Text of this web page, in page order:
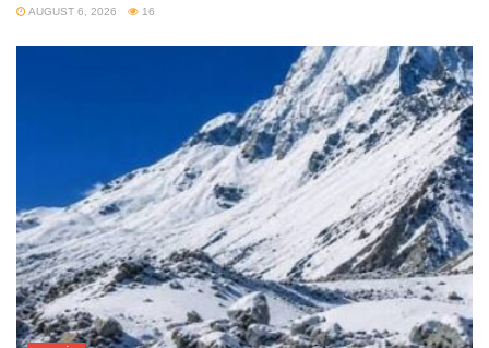
AUGUST 6, 2026 16